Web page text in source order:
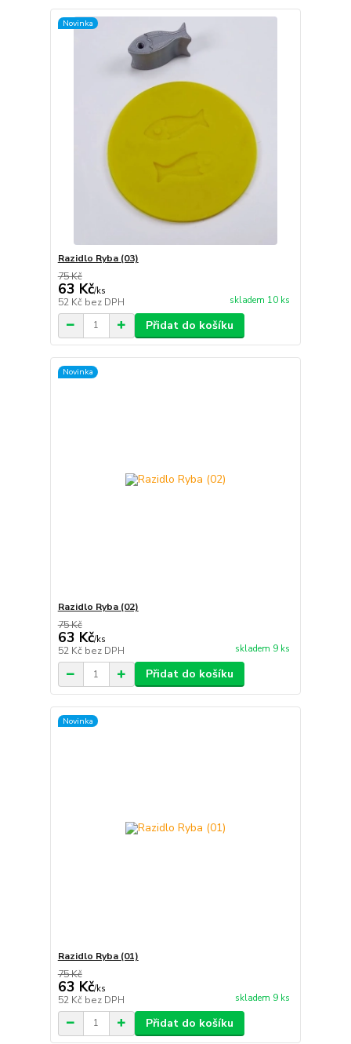
Novinka
Razidlo Ryba (03)
75 Kč
63 Kč/ks
52 Kč bez DPH skladem 10 ks
Přidat do košíku
Novinka
Razidlo Ryba (02)
75 Kč
63 Kč/ks
52 Kč bez DPH skladem 9 ks
Přidat do košíku
Novinka
Razidlo Ryba (01)
75 Kč
63 Kč/ks
52 Kč bez DPH skladem 9 ks
Přidat do košíku